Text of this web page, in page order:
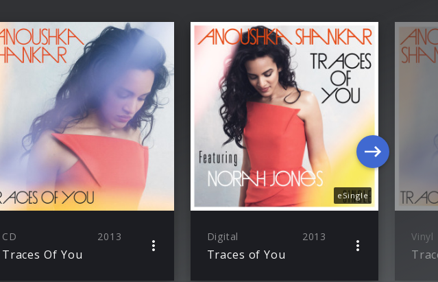
CD 2013
Traces Of You
eSingle
Digital 2013
Traces of You
Vinyl